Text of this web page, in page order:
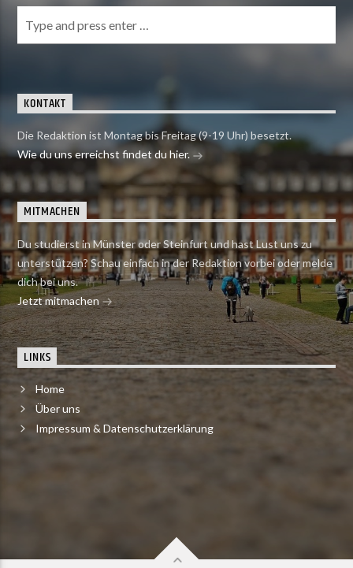
KONTAKT
Die Redaktion ist Montag bis Freitag (9-19 Uhr) besetzt.
Wie du uns erreichst findet du hier.
MITMACHEN
Du studierst in Münster oder Steinfurt und hast Lust uns zu
unterstützen? Schau einfach in der Redaktion vorbei oder melde
dich bei uns.
Jetzt mitmachen
LINKS
Home
Über uns
Impressum & Datenschutzerklärung